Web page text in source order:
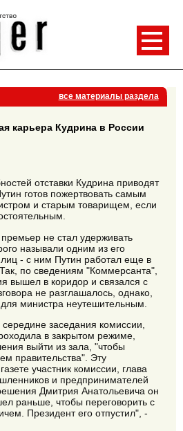
все материалы раздела
карьера Кудрина в России
отставки Кудрина приводят
готов пожертвовать самым
и старым товарищем, если
не стал удерживать
называли одним из его
- с ним Путин работал еще в
по сведениям "Коммерсанта",
вышел в коридор и связался с
не разглашалось, однако,
министра неутешительным.
заседания комиссии,
в закрытом режиме,
выйти из зала, "чтобы
правительства". Эту
участник комиссии, глава
и предпринимателей
Дмитрия Анатольевича он
раньше, чтобы переговорить с
Президент его отпустил", -